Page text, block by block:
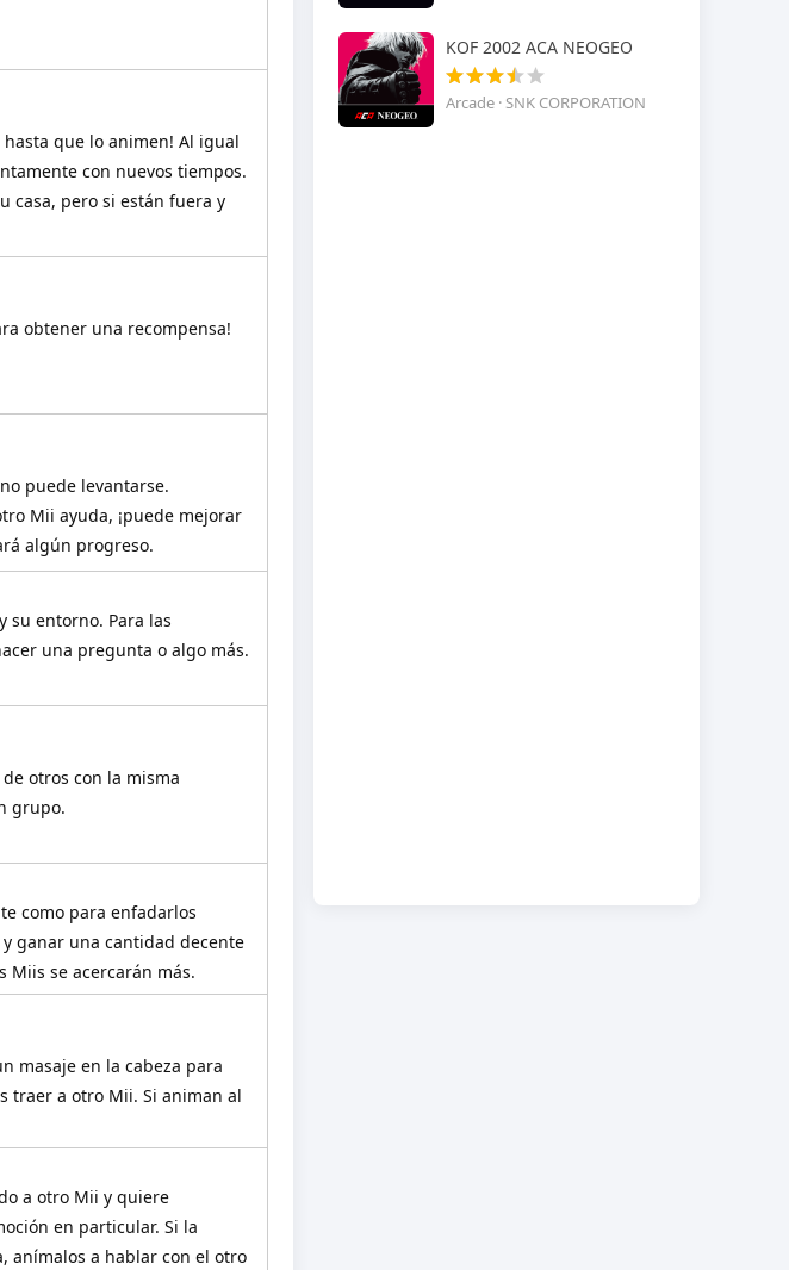
que lo animen! Al igual
con nuevos tiempos.
casa, pero si están fuera y
obtener una recompensa!
puede levantarse.
Mii ayuda, ¡puede mejorar
algún progreso.
su entorno. Para las
una pregunta o algo más.
otros con la misma
grupo.
como para enfadarlos
ganar una cantidad decente
Miis se acercarán más.
masaje en la cabeza para
traer a otro Mii. Si animan al
a otro Mii y quiere
en particular. Si la
anímalos a hablar con el otro
KOF 2002 ACA NEOGEO
Arcade · SNK CORPORATION